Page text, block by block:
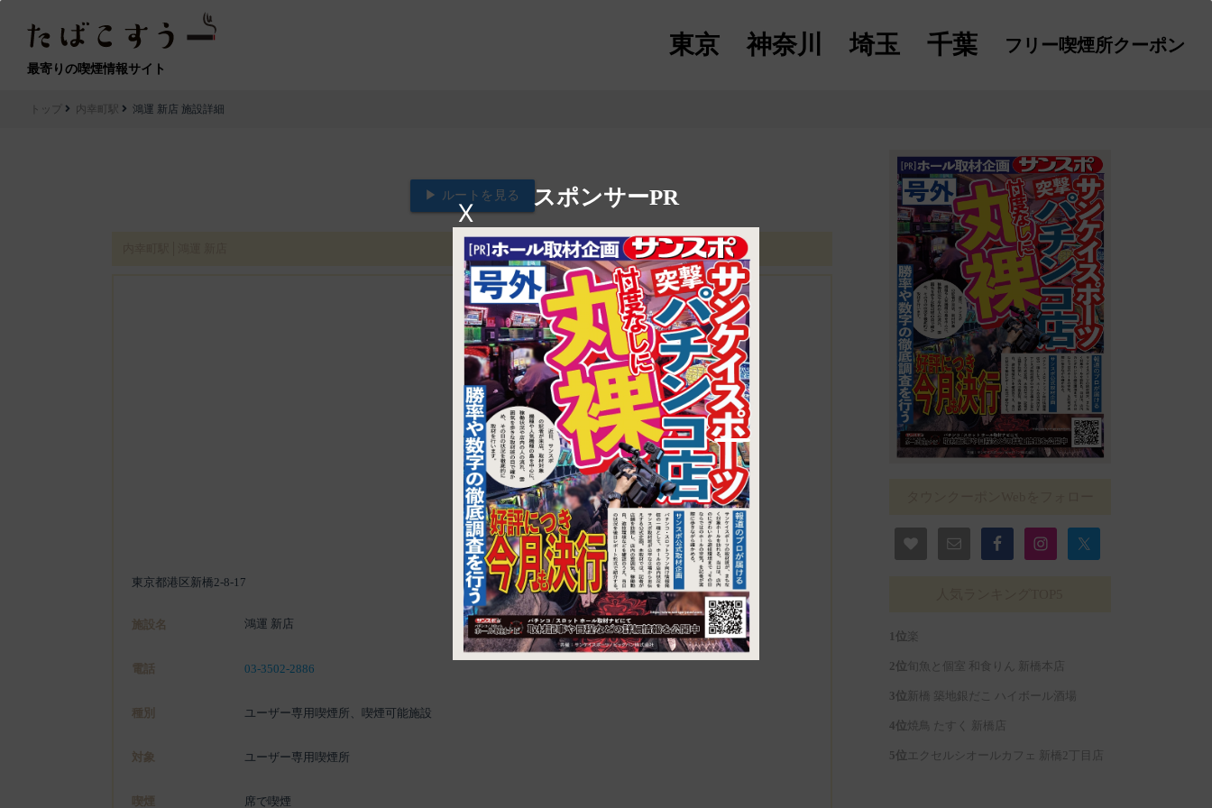
最寄りの喫煙情報サイト
東京 神奈川 埼玉 千葉 フリー喫煙所クーポン
スポンサーPR
X
1
トップ 内幸町駅 鴻運 新店 施設詳細
▶ ルートを見る
東京都港区新橋2-8-17
施設名 鴻運 新店
電話 03-3502-2886
種別 ユーザー専用喫煙所、喫煙可能施設
対象 ユーザー専用喫煙所
喫煙 席で喫煙
楽
旬魚と個室 和食りん 新橋本店
新橋 築地銀だこ ハイボール酒場
焼鳥 たすく 新橋店
エクセルシオールカフェ 新橋2丁目店